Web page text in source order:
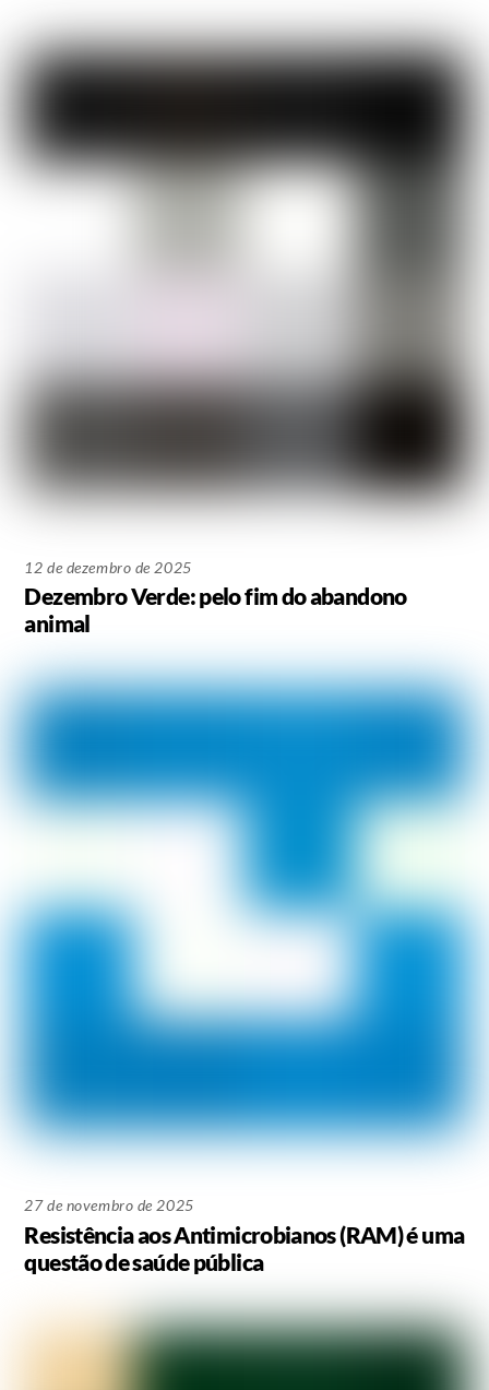
12 de dezembro de 2025
Dezembro Verde: pelo fim do abandono
animal
27 de novembro de 2025
Resistência aos Antimicrobianos (RAM) é uma
questão de saúde pública